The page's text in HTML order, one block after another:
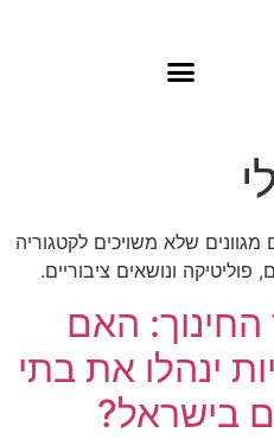
שלא משויכים לקטגוריה
פוליטיקה ונושאים ציבוריים.
האם
ינהלו את בתי
בישראל?